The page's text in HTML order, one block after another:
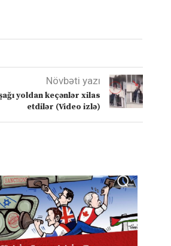
Növbəti yazı
yoldan keçənlər xilas
etdilər (Video izlə)